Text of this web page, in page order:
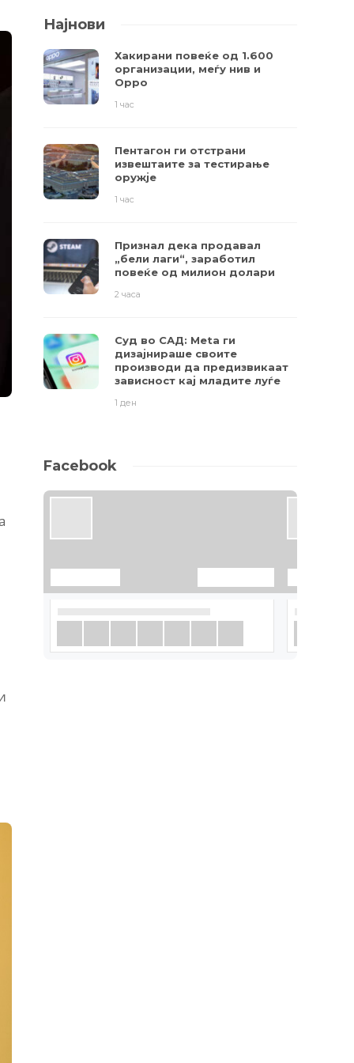
Најнови
Хакирани повеќе од 1.600
организации, меѓу нив и
Oppo
1 час
Пентагон ги отстрани
извештаите за тестирање
оружје
1 час
Признал дека продавал
„бели лаги“, заработил
повеќе од милион долари
2 часа
Суд во САД: Meta ги
дизајнираше своите
производи да предизвикаат
зависност кај младите луѓе
1 ден
Facebook